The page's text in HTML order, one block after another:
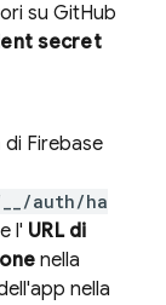
su GitHub
secret
di Firebase
auth/ha
l' URL di
nella
nella